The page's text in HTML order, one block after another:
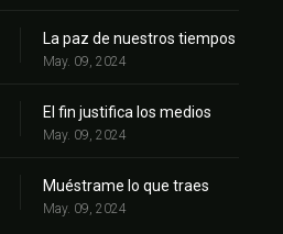
La paz de nuestros tiempos
May. 09, 2024
El fin justifica los medios
May. 09, 2024
Muéstrame lo que traes
May. 09, 2024